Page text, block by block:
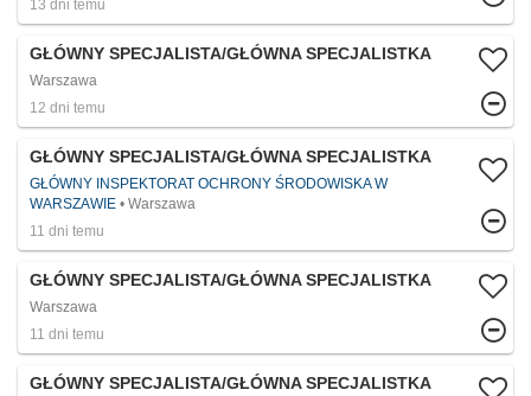
13 dni temu
GŁÓWNY SPECJALISTA/GŁÓWNA SPECJALISTKA
Warszawa
12 dni temu
GŁÓWNY SPECJALISTA/GŁÓWNA SPECJALISTKA
GŁÓWNY INSPEKTORAT OCHRONY ŚRODOWISKA W
WARSZAWIE
Warszawa
11 dni temu
GŁÓWNY SPECJALISTA/GŁÓWNA SPECJALISTKA
Warszawa
11 dni temu
GŁÓWNY SPECJALISTA/GŁÓWNA SPECJALISTKA